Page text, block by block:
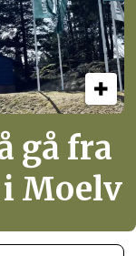
gå fra
Moelv